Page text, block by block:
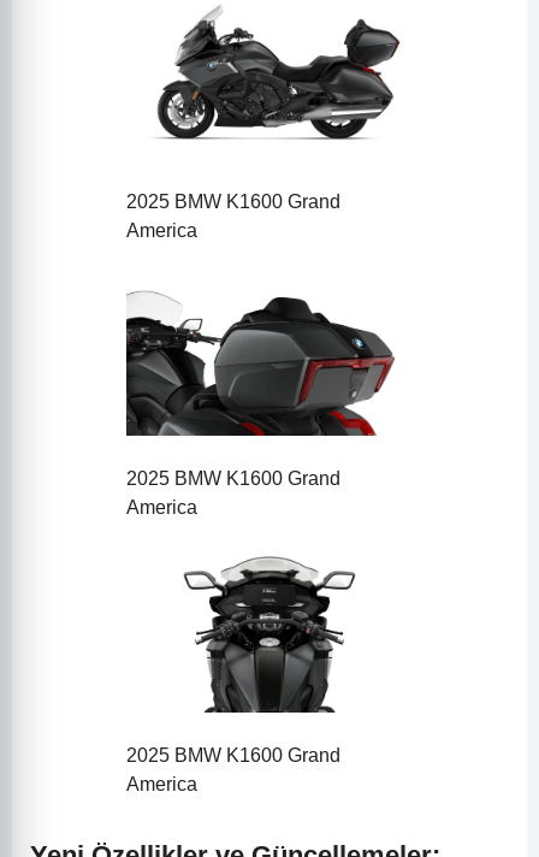
2025 BMW K1600 Grand
America
2025 BMW K1600 Grand
America
2025 BMW K1600 Grand
America